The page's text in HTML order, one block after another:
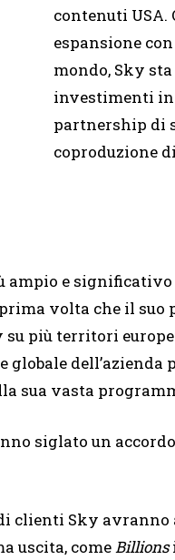
contenuti
espansione
mondo, Sky
investimenti
partnership di
coproduzione
ampio e
volta che il
su più territori
sua vasta
siglato un
clienti Sky
uscita, comeBillions